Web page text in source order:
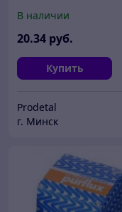
В наличии
20.34 руб.
Купить
Prodetal
г. Минск